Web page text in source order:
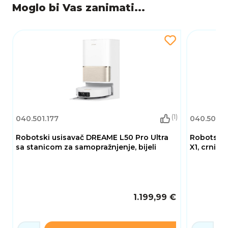
Moglo bi Vas zanimati...
040.501.177 (1)
Robotski usisavač DREAME L50 Pro Ultra
sa stanicom za samopražnjenje, bijeli
1.199,99 €
Robotski
X1, crni